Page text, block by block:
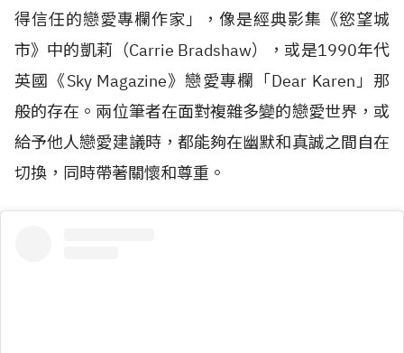
得信任的戀愛專欄作家」，像是經典影集《慾望城
市》中的凱莉（Carrie Bradshaw），或是1990年代
英國《Sky Magazine》戀愛專欄「Dear Karen」那
般的存在。兩位筆者在面對複雜多變的戀愛世界，或
給予他人戀愛建議時，都能夠在幽默和真誠之間自在
切換，同時帶著關懷和尊重。